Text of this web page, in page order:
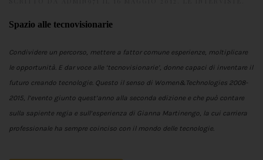
Spazio alle tecnovisionarie
Condividere un percorso, mettere a fattor comune esperienze, moltiplicare
le opportunità. E dar voce alle ‘tecnovisionarie’, donne capaci di inventare il
futuro creando tecnologie. Questo il senso di Women&Technologies 2008-
2015, l’evento giunto quest’anno alla seconda edizione e che può contare
sulla sapiente regia e sull’esperienza di Gianna Martinengo, la cui carriera
professionale ha sempre coinciso con il mondo delle tecnologie.